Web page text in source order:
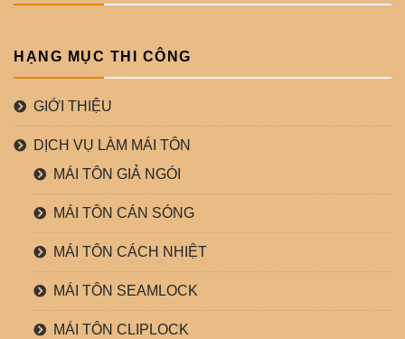
HẠNG MỤC THI CÔNG
GIỚI THIỆU
DỊCH VỤ LÀM MÁI TÔN
MÁI TÔN GIẢ NGÓI
MÁI TÔN CÁN SÓNG
MÁI TÔN CÁCH NHIỆT
MÁI TÔN SEAMLOCK
MÁI TÔN CLIPLOCK